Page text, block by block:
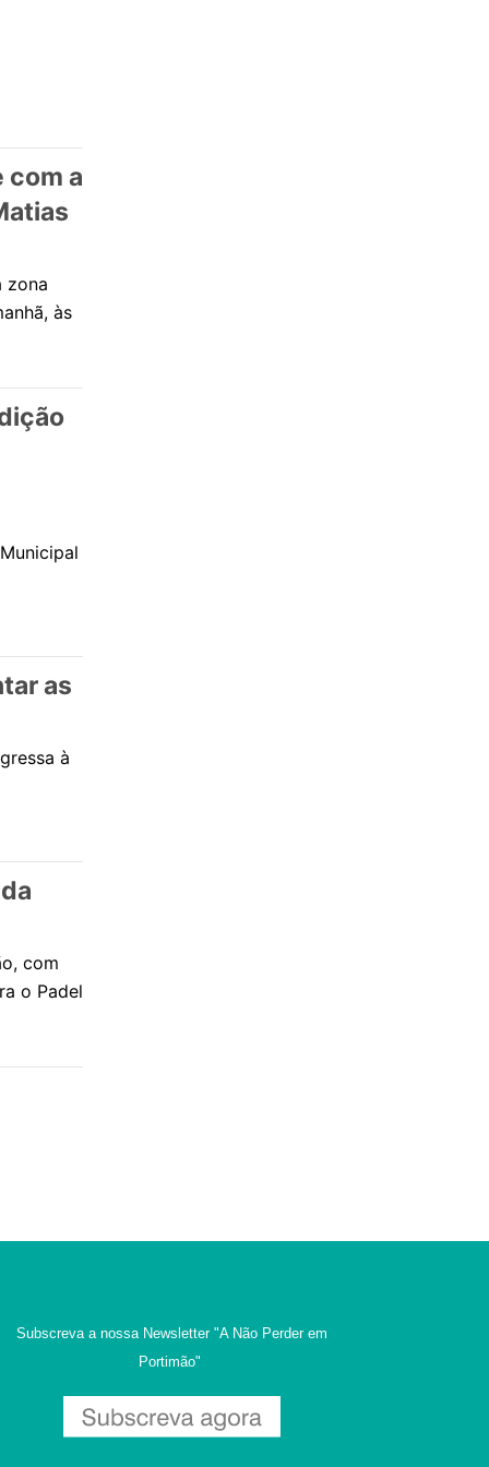
com a
zona
às
as
à
com
o Padel
Subscreva a nossa Newsletter "A Não Perder em
Portimão"